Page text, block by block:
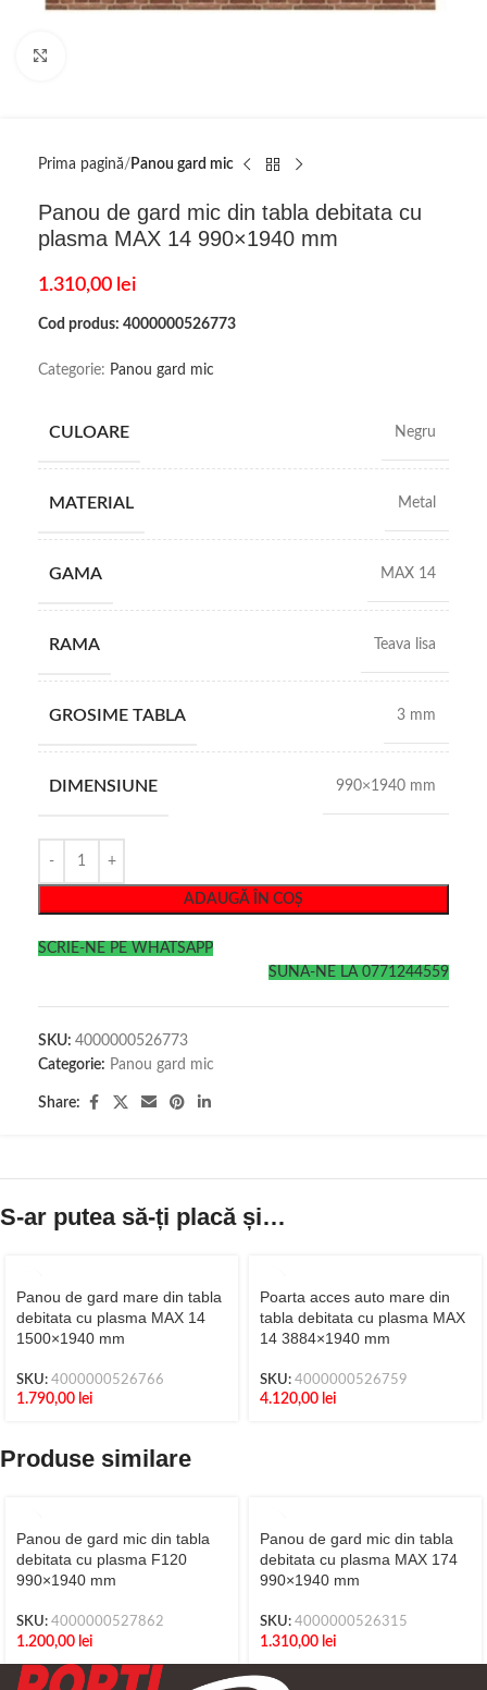
Prima pagină Panou gard mic
Panou de gard mic din tabla debitata cu
plasma MAX 14 990×1940 mm
1.310,00 lei
Cod produs: 4000000526773
Categorie: Panou gard mic
CULOARE Negru
MATERIAL Metal
GAMA MAX 14
RAMA Teava lisa
GROSIME TABLA 3 mm
DIMENSIUNE 990×1940 mm
ADAUGĂ ÎN COȘ
SCRIE-NE PE WHATSAPP
SUNA-NE LA 0771244559
SKU: 4000000526773
Categorie: Panou gard mic
Share:
S-ar putea să-ți placă și…
Panou de gard mare din tabla
debitata cu plasma MAX 14
1500×1940 mm
SKU: 4000000526766
1.790,00 lei
Poarta acces auto mare din
tabla debitata cu plasma MAX
14 3884×1940 mm
SKU: 4000000526759
4.120,00 lei
Produse similare
Panou de gard mic din tabla
debitata cu plasma F120
990×1940 mm
SKU: 4000000527862
1.200,00 lei
Panou de gard mic din tabla
debitata cu plasma MAX 174
990×1940 mm
SKU: 4000000526315
1.310,00 lei